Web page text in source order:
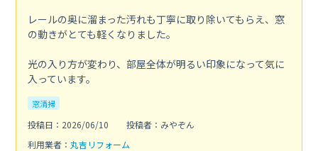
レールの奥に溜まった汚れも丁寧に取り除いてもらえ、窓
の動きがとても軽くなりました。
光の入り方が変わり、部屋全体が明るい印象になって気に
入っています。
窓清掃
投稿日：2026/06/10
投稿者：みやぞん
利用業者： 丸吉リフォーム